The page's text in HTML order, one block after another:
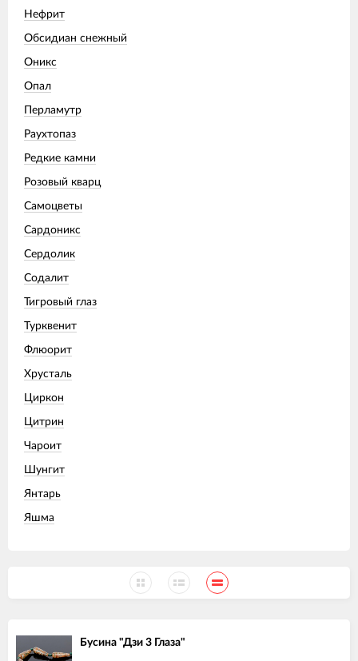
Нефрит
Обсидиан снежный
Оникс
Опал
Перламутр
Раухтопаз
Редкие камни
Розовый кварц
Самоцветы
Сардоникс
Сердолик
Содалит
Тигровый глаз
Турквенит
Флюорит
Хрусталь
Циркон
Цитрин
Чароит
Шунгит
Янтарь
Яшма
Бусина "Дзи 3 Глаза"